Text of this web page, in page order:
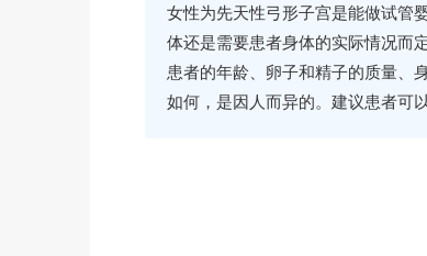
女性为先天性弓形子宫是能做试管
体还是需要患者身体的实际情况而
患者的年龄、卵子和精子的质量、
如何，是因人而异的。建议患者可